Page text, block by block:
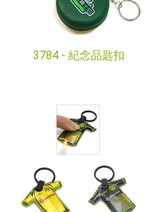
3784 - 紀念品匙扣